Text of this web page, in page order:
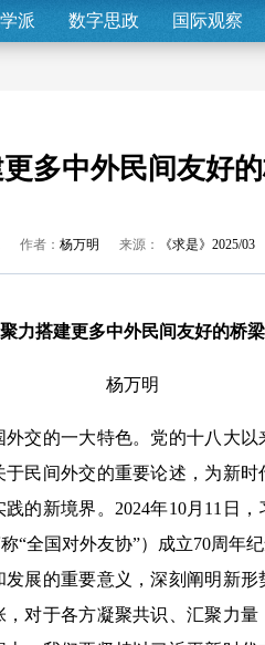
派 数字思政 国际观察
多中外民间友好
作者： 杨万明 来源： 《求是》2025/03
聚力搭建更多中外民间友好的桥梁
杨万明
的一大特色。党的十八大以
民间外交的重要论述，为新
的新境界。2024年10月11日
“全国对外友协”）成立70周年
展的重要意义，深刻阐明新
对于各方凝聚共识、汇聚力